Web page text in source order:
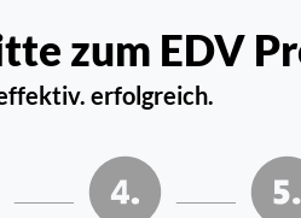
zum EDV
erfolgreich.
----------------------- -----------------------